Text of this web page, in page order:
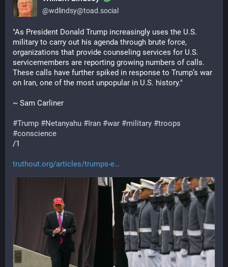
@wdlindsy@toad.social
"As President Donald Trump increasingly uses the U.S.
military to carry out his agenda through brute force,
organizations that provide counseling services for U.S.
servicemembers are reporting growing numbers of calls.
These calls have further spiked in response to Trump’s war
on Iran, one of the most unpopular in U.S. history."
~ Sam Carliner
#Trump #Netanyahu #Iran #war #military #troops
#conscience
/1
truthout.org/articles/trumps-e